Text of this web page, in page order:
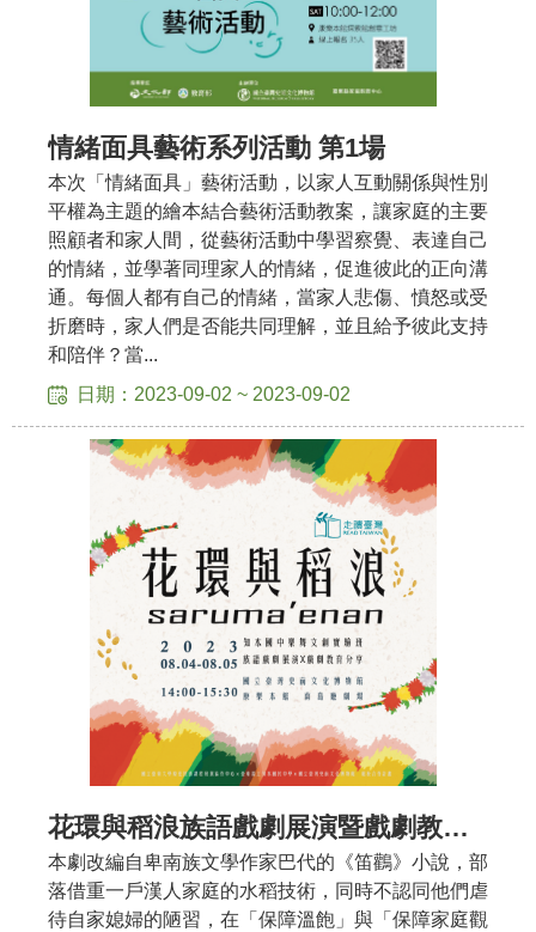
情緒面具藝術系列活動 第1場
本次「情緒面具」藝術活動，以家人互動關係與性別
平權為主題的繪本結合藝術活動教案，讓家庭的主要
照顧者和家人間，從藝術活動中學習察覺、表達自己
的情緒，並學著同理家人的情緒，促進彼此的正向溝
通。每個人都有自己的情緒，當家人悲傷、憤怒或受
折磨時，家人們是否能共同理解，並且給予彼此支持
和陪伴？當...
日期：2023-09-02 ~ 2023-09-02
花環與稻浪族語戲劇展演暨戲劇教育分享_112年度館校合作計畫
本劇改編自卑南族文學作家巴代的《笛鸛》小說，部
落借重一戶漢人家庭的水稻技術，同時不認同他們虐
待自家媳婦的陋習，在「保障溫飽」與「保障家庭觀